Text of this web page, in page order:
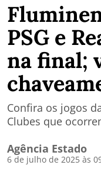
PSG e
na final;
Confira os jogos
Clubes que
Agência Estado
6 de julho de 2025 às